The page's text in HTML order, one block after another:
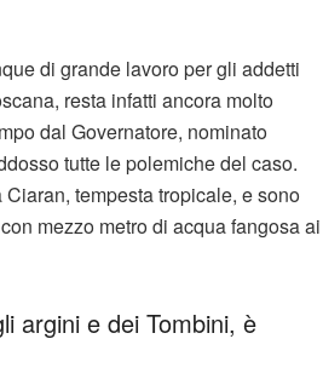
di grande lavoro per gli addetti
resta infatti ancora molto
dal Governatore, nominato
tutte le polemiche del caso.
tempesta tropicale, e sono
mezzo metro di acqua fangosa ai
argini e dei Tombini, è